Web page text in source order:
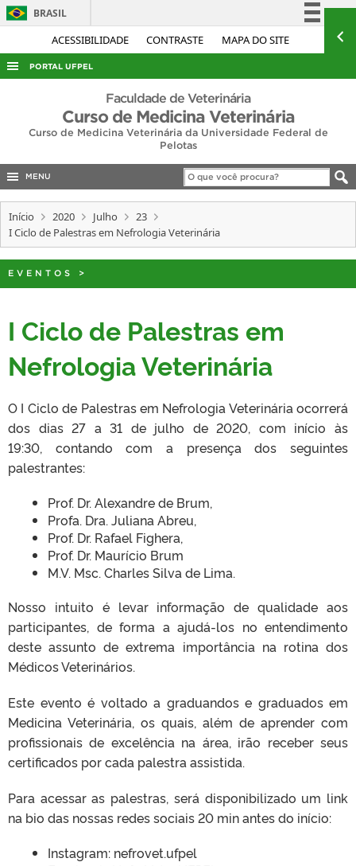
ACESSIBILIDADE CONTRASTE MAPA DO SITE
BRASIL
Simplifique!
Acesso à informação
Legislação
PORTAL UFPEL
ACESSO À INFORMAÇÃO
AUDITORIA
CONCURSOS
EDITAIS
INTERNACIONAL
Faculdade de Veterinária
Curso de Medicina Veterinária
Curso de Medicina Veterinária da Universidade Federal de
Pelotas
MENU
Início 2020 Julho
23
I Ciclo de Palestras em Nefrologia Veterinária
EVENTOS >
I Ciclo de Palestras em
Nefrologia Veterinária
O I Ciclo de Palestras em Nefrologia Veterinária ocorrerá
dos dias 27 a 31 de julho de 2020, com início às
19:30, contando com a presença dos seguintes
palestrantes:
Prof. Dr. Alexandre de Brum,
Profa. Dra. Juliana Abreu,
Prof. Dr. Rafael Fighera,
Prof. Dr. Maurício Brum
M.V. Msc. Charles Silva de Lima.
Nosso intuito é levar informação de qualidade aos
participantes, de forma a ajudá-los no entendimento
deste assunto de extrema importância na rotina dos
Médicos Veterinários.
Este evento é voltado a graduandos e graduados em
Medicina Veterinária, os quais, além de aprender com
profissionais de excelência na área, irão receber seus
certificados por cada palestra assistida.
Para acessar as palestras, será disponibilizado um link
na bio das nossas redes sociais 20 min antes do início:
Instagram: nefrovet.ufpel